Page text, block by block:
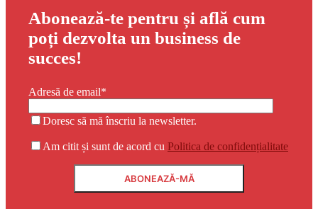
Abonează-te pentru și află cum
poți dezvolta un business de
succes!
Adresă de email*
Doresc să mă înscriu la newsletter.
Am citit și sunt de acord cu Politica de confidențialitate